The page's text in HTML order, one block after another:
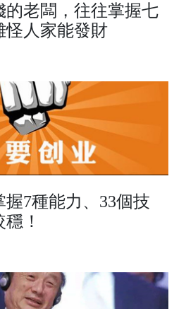
的老闆，往往掌握七
怪人家能發財
7種能力、33個技
！